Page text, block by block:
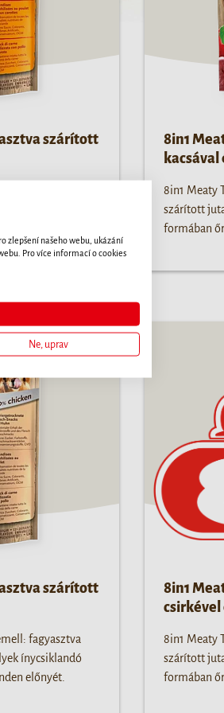
szárított
8in1
kacsával
8in1 Meaty
szárított
formában
szárított
fagyasztva
ínycsiklandó
előnyét.
8in1
csirkével
8in1 Meaty
szárított
formában
zlepšení našeho webu, ukázání
Pro více informací o cookies
Ne, uprav